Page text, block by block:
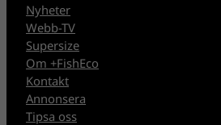
Nyheter
Webb-TV
Supersize
Om +FishEco
Kontakt
Annonsera
Tipsa oss